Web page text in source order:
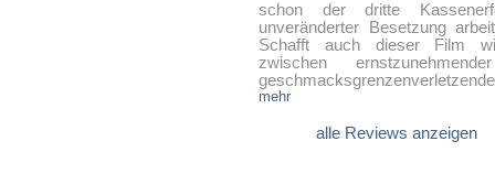
schon der dritte
unveränderter Besetzung
Schafft auch dieser Film
zwischen
mehr
alle Reviews anzeigen